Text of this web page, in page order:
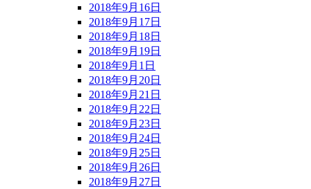
2018年9月16日
2018年9月17日
2018年9月18日
2018年9月19日
2018年9月1日
2018年9月20日
2018年9月21日
2018年9月22日
2018年9月23日
2018年9月24日
2018年9月25日
2018年9月26日
2018年9月27日